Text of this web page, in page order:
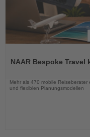
dieNAAR Bespoke
Mehr als 470 mobile
und flexiblen Planungsmodellen